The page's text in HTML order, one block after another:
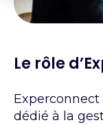
Le rôle
Experconnect
dédié à la